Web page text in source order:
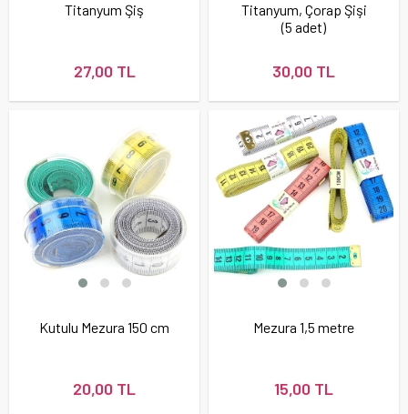
Titanyum Şiş
27,00 TL
Titanyum, Çorap Şişi
(5 adet)
30,00 TL
Kutulu Mezura 150 cm
20,00 TL
Mezura 1,5 metre
15,00 TL